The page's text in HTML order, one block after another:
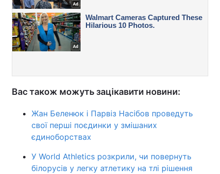
Вас також можуть зацікавити новини:
Жан Беленюк і Парвіз Насібов проведуть
свої перші поєдинки у змішаних
єдиноборствах
У World Athletics розкрили, чи повернуть
білорусів у легку атлетику на тлі рішення